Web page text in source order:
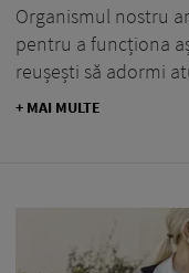
Organismul nostru
pentru a funcționa
reușești să adormi
+ MAI MULTE